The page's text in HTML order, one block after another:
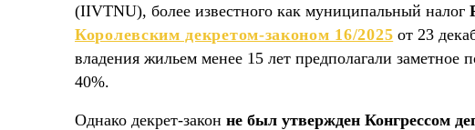
(IIVTNU), более известного как муниципальный налог
Королевским декретом-законом 16/2025 от 23
владения жильем менее 15 лет предполагали заметное
40%.
Однако декрет-закон не был утвержден Конгрессом